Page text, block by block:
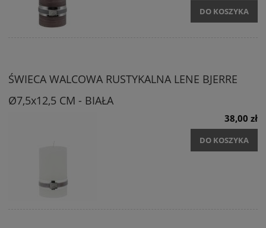
DO KOSZYKA
ŚWIECA WALCOWA RUSTYKALNA LENE BJERRE
Ø7,5x12,5 CM - BIAŁA
38,00 zł
DO KOSZYKA